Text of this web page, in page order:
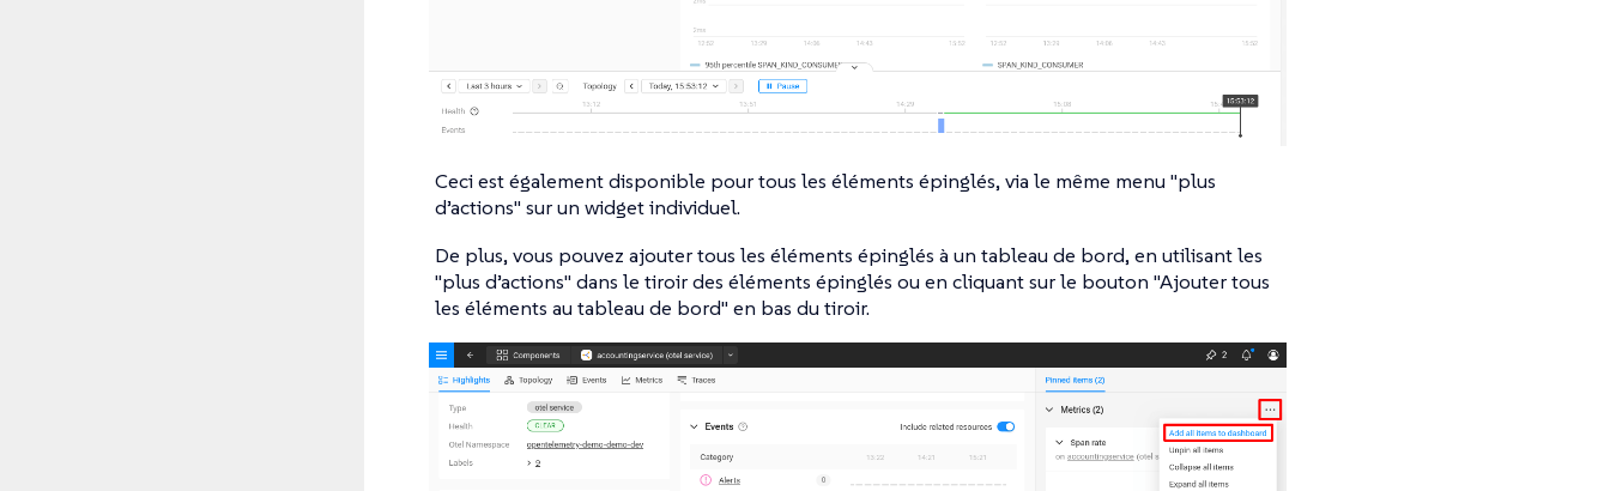
Ceci est également disponible pour tous les éléments épinglés, via le même menu "plus
d’actions" sur un widget individuel.
De plus, vous pouvez ajouter tous les éléments épinglés à un tableau de bord, en utilisant les
"plus d’actions" dans le tiroir des éléments épinglés ou en cliquant sur le bouton "Ajouter tous
les éléments au tableau de bord" en bas du tiroir.